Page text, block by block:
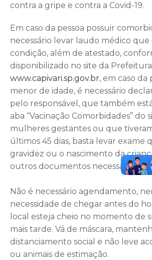
contra a gripe e contra a Covid-19.
Em caso da pessoa possuir
necessário levar laudo médico que
condição, além de atestado,
disponibilizado no site da Prefeitura
www.capivari.sp.gov.br, em caso da
menor de idade, é necessário
pelo responsável, que também
aba “Vacinação Comorbidades” do
mulheres gestantes ou que
últimos 45 dias, basta levar exame
gravidez ou o nascimento da
outros documentos necessários
Não é necessário agendamento,
necessidade de chegar antes do
local esteja cheio no momento de
mais tarde. Vá de máscara,
distanciamento social e não leve
ou animais de estimação.